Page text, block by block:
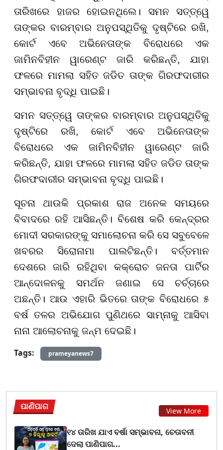
ତାରିଖରେ ହାଜର ହୋଇନଥିଲେ। ସମନ ସତ୍ତ୍ୱେ
ତାଙ୍କର ବାରମ୍ବାର ଅନୁପସ୍ଥିତିକୁ ଦୃଷ୍ଟିରେ ରଖି,
କୋର୍ଟ ଏବେ ଅଭିନେତାଙ୍କ ବିରୋଧରେ ଏକ
ଜାମିନବିହୀନ ୱାରେଣ୍ଟ ଜାରି କରିଛନ୍ତି, ଯାହା
ଫଳରେ ମାମଲା ସହିତ ଜଡିତ ତାଙ୍କ ଗିରଫଦାରୀର
ସମ୍ଭାବନା ବୃଦ୍ଧି ପାଇଛି।
ସମନ ସତ୍ତ୍ୱେ ତାଙ୍କର ବାରମ୍ବାର ଅନୁପସ୍ଥିତିକୁ
ଦୃଷ୍ଟିରେ ରଖି, କୋର୍ଟ ଏବେ ଅଭିନେତାଙ୍କ
ବିରୋଧରେ ଏକ ଜାମିନବିହୀନ ୱାରେଣ୍ଟ ଜାରି
କରିଛନ୍ତି, ଯାହା ଫଳରେ ମାମଲା ସହିତ ଜଡିତ ତାଙ୍କ
ଗିରଫଦାରୀର ସମ୍ଭାବନା ବୃଦ୍ଧି ପାଇଛି।
ସୂଚନା ଥାଉକି ପ୍ରକାଶ ରାଜ ଅନେକ ସମୟରେ
ବିବାଦରେ ରହି ଆସିଛନ୍ତି। ବିଶେଷ କରି କେନ୍ଦ୍ରର
ମୋଦୀ ସରକାରଙ୍କୁ ସମାଲୋଚନା କରି ସେ ସବୁବେଳେ
ଖବରର ସିରୋନାମା ପାଲଟିଛନ୍ତି। ବର୍ତ୍ତମାନ
ଦେଶରେ ଜାରି ରହିଥିବା କକ୍ରୋଚ ଜନତା ପାର୍ଟିର
ଆନ୍ଦୋଳନକୁ ସମର୍ଥନ ଜଣାଇ ସେ ଚର୍ଚ୍ଚାରେ
ଅଛନ୍ତି। ଆଉ ଏହାରି ଭିତରେ ତାଙ୍କ ବିରୋଧରେ ୫
ବର୍ଷ ତଳର ଅଭିଯୋଗ ପୁଣିଥରେ ସାମ୍ନାକୁ ଆସିବା
ନାନା ଆଲୋଚନାକୁ ଜନ୍ମ ଦେଇଛି।
Tags:
prameyanews7
ପାଣିପାଗ View More
୧୪ ତାରିଖ ଯାଏ ବର୍ଷା ସମ୍ଭାବନା, ଚେତାବନୀ
ଦେଲା ପାଣିପାଗ...